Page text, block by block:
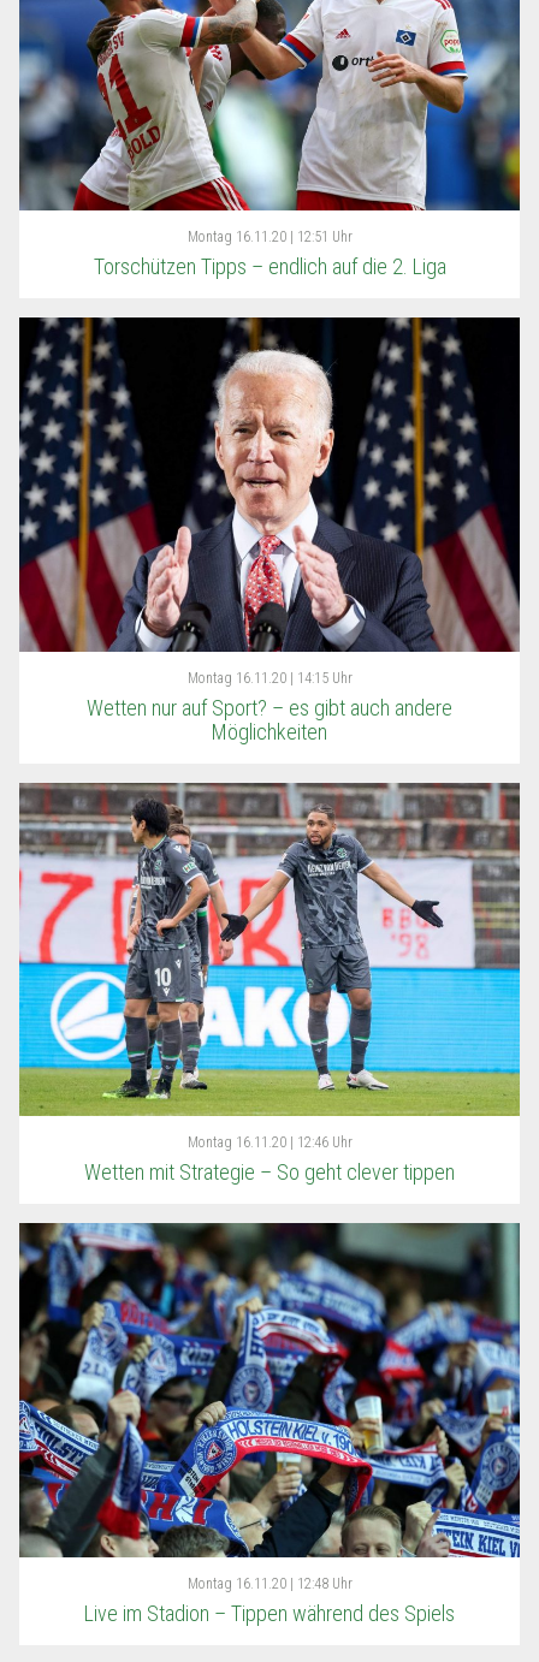
Montag 16.11.20 | 12:51 Uhr
Torschützen Tipps – endlich auf die 2. Liga
Montag 16.11.20 | 14:15 Uhr
Wetten nur auf Sport? – es gibt auch andere
Möglichkeiten
Montag 16.11.20 | 12:46 Uhr
Wetten mit Strategie – So geht clever tippen
Montag 16.11.20 | 12:48 Uhr
Live im Stadion – Tippen während des Spiels